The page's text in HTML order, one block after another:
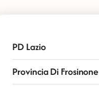
PD Lazio
Provincia Di Frosinone